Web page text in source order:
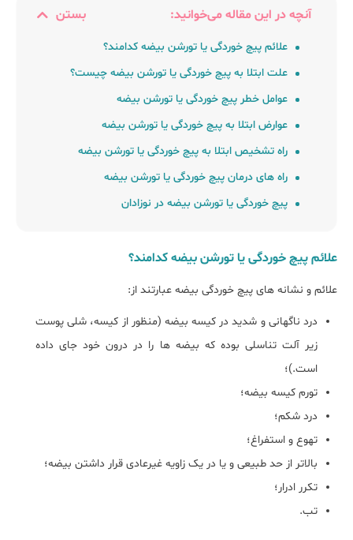
آنچه در این مقاله می‌خوانید: بستن
علائم پیچ خوردگی یا تورشن بیضه کدامند؟
علت ابتلا به پیچ خوردگی یا تورشن بیضه چیست؟
عوامل خطر پیچ خوردگی یا تورشن بیضه
عوارض ابتلا به پیچ خوردگی یا تورشن بیضه
راه تشخیص ابتلا به پیچ خوردگی یا تورشن بیضه
راه های درمان پیچ خوردگی یا تورشن بیضه
پیچ خوردگی یا تورشن بیضه در نوزادان
علائم پیچ خوردگی یا تورشن بیضه کدامند؟
علائم و نشانه های پیچ خوردگی بیضه عبارتند از:
درد ناگهانی و شدید در کیسه بیضه (منظور از کیسه، شلی پوست
زیر آلت تناسلی بوده که بیضه ها را در درون خود جای داده
است.)؛
تورم کیسه بیضه؛
درد شکم؛
تهوع و استفراغ؛
بالاتر از حد طبیعی و یا در یک زاویه غیرعادی قرار داشتن بیضه؛
تکرر ادرار؛
تب.